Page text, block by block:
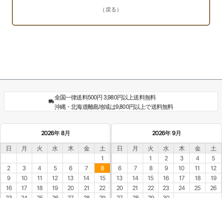
（戻る）
全国一律送料500円 3,980円以上送料無料
沖縄・北海道離島地域は9,800円以上で送料無料
2026年 8月
日 月 火 水 木 金
土
1
2
3 4 5 6 7
8
9
10 11 12 13 14
15
16
17 18 19 20 21
22
2026年 9月
日 月 火 水 木 金
土
1
2 3 4
5
6
7 8 9 10 11
12
13
14 15 16 17 18
19
20
21 22 23 24 25
26